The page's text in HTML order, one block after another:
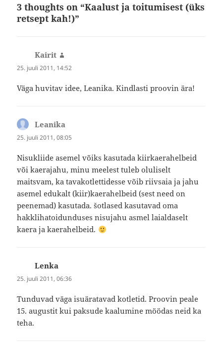
3 thoughts on “Kaalust ja toitumisest (üks
retsept kah!)”
Kairit
25. juuli 2011, 14:52
Väga huvitav idee, Leanika. Kindlasti proovin ära!
Leanika
25. juuli 2011, 08:05
Nisukliide asemel võiks kasutada kiirkaerahelbeid
või kaerajahu, minu meelest tuleb oluliselt
maitsvam, ka tavakotlettidesse võib riivsaia ja jahu
asemel edukalt (kiir)kaerahelbeid (sest need on
peenemad) kasutada. šotlased kasutavad oma
hakklihatoidunduses nisujahu asmel laialdaselt
kaera ja kaerahelbeid.
Lenka
25. juuli 2011, 06:36
Tunduvad väga isuäratavad kotletid. Proovin peale
15. augustit kui paksude kaalumine möödas neid ka
teha.